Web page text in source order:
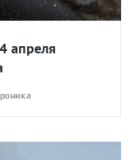
апреля